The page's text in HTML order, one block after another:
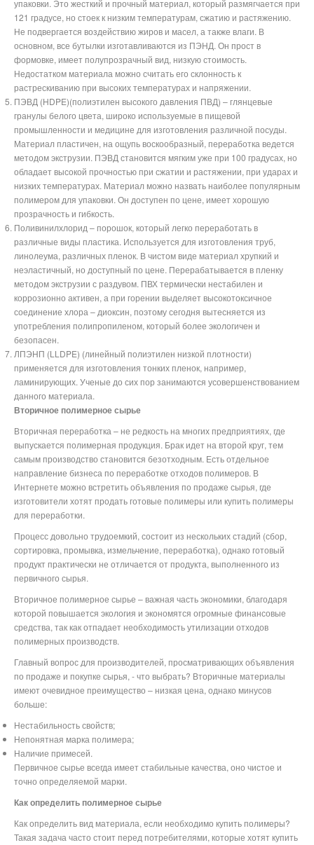
упаковки. Это жесткий и прочный материал, который размягчается при
121 градусе, но стоек к низким температурам, сжатию и растяжению.
Не подвергается воздействию жиров и масел, а также влаги. В
основном, все бутылки изготавливаются из ПЭНД. Он прост в
формовке, имеет полупрозрачный вид, низкую стоимость.
Недостатком материала можно считать его склонность к
растрескиванию при высоких температурах и напряжении.
ПЭВД (HDPE)(полиэтилен высокого давления ПВД) – глянцевые
гранулы белого цвета, широко используемые в пищевой
промышленности и медицине для изготовления различной посуды.
Материал пластичен, на ощупь воскообразный, переработка ведется
методом экструзии. ПЭВД становится мягким уже при 100 градусах, но
обладает высокой прочностью при сжатии и растяжении, при ударах и
низких температурах. Материал можно назвать наиболее популярным
полимером для упаковки. Он доступен по цене, имеет хорошую
прозрачность и гибкость.
Поливинилхлорид – порошок, который легко переработать в
различные виды пластика. Используется для изготовления труб,
линолеума, различных пленок. В чистом виде материал хрупкий и
неэластичный, но доступный по цене. Перерабатывается в пленку
методом экструзии с раздувом. ПВХ термически нестабилен и
коррозионно активен, а при горении выделяет высокотоксичное
соединение хлора – диоксин, поэтому сегодня вытесняется из
употребления полипропиленом, который более экологичен и
безопасен.
ЛПЭНП (LLDPE) (линейный полиэтилен низкой плотности)
применяется для изготовления тонких пленок, например,
ламинирующих. Ученые до сих пор занимаются усовершенствованием
данного материала.
Вторичное полимерное сырье
Вторичная переработка – не редкость на многих предприятиях, где
выпускается полимерная продукция. Брак идет на второй круг, тем
самым производство становится безотходным. Есть отдельное
направление бизнеса по переработке отходов полимеров. В
Интернете можно встретить объявления по продаже сырья, где
изготовители хотят продать готовые полимеры или купить полимеры
для переработки.
Процесс довольно трудоемкий, состоит из нескольких стадий (сбор,
сортировка, промывка, измельчение, переработка), однако готовый
продукт практически не отличается от продукта, выполненного из
первичного сырья.
Вторичное полимерное сырье – важная часть экономики, благодаря
которой повышается экология и экономятся огромные финансовые
средства, так как отпадает необходимость утилизации отходов
полимерных производств.
Главный вопрос для производителей, просматривающих объявления
по продаже и покупке сырья, - что выбрать? Вторичные материалы
имеют очевидное преимущество – низкая цена, однако минусов
больше:
Нестабильность свойств;
Непонятная марка полимера;
Наличие примесей.
Первичное сырье всегда имеет стабильные качества, оно чистое и
точно определяемой марки.
Как определить полимерное сырье
Как определить вид материала, если необходимо купить полимеры?
Такая задача часто стоит перед потребителями, которые хотят купить